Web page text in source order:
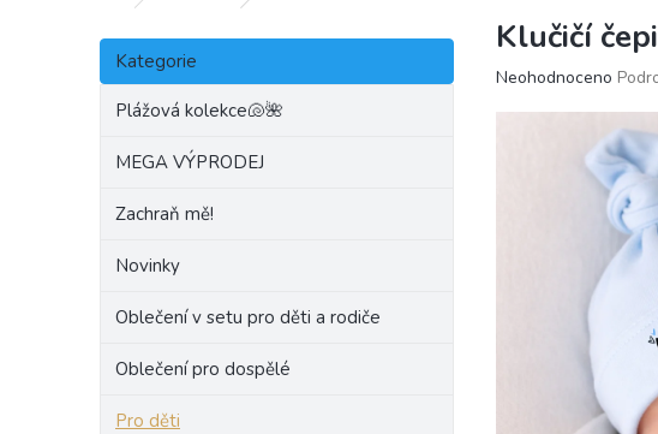
P
s
Přeskočit
kategorie
Kategorie
Plážová kolekce🐚🌺
MEGA VÝPRODEJ
Zachraň mě!
Novinky
Oblečení v setu pro děti a rodiče
Oblečení pro dospělé
Pro děti
Klučičí
Průměrné
Neohodnoceno